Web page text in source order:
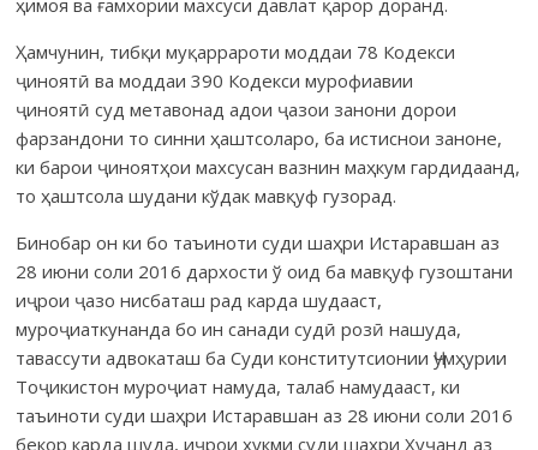
Ҳамчунин, тибқи муқаррароти моддаи 78 Кодекси
ҷиноятӣ ва моддаи 390 Кодекси мурофиавии
ҷиноятӣ суд метавонад адои ҷазои занони дорои
фарзандони то синни ҳаштсоларо, ба истиснои заноне,
ки барои ҷиноятҳои махсусан вазнин маҳкум гардидаанд,
то ҳаштсола шудани кўдак мавқуф гузорад.
Бинобар он ки бо таъиноти суди шаҳри Истаравшан аз
28 июни соли 2016 дархости ў оид ба мавқуф гузоштани
иҷрои ҷазо нисбаташ рад карда шудааст,
муроҷиаткунанда бо ин санади судӣ розӣ нашуда,
тавассути адвокаташ ба Суди кон­сти­тут­сионии Ҷумҳурии
Тоҷикистон муро­ҷиат намуда, талаб намудааст, ки
таъиноти суди шаҳри Истаравшан аз 28 ию­ни соли 2016
бекор карда шуда, иҷрои ҳукми суди шаҳри Хуҷанд аз